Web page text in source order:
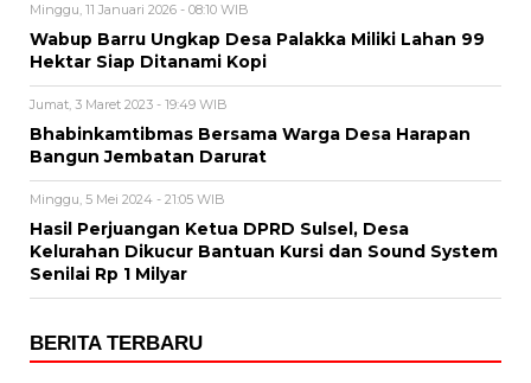
Minggu, 11 Januari 2026 - 08:10 WIB
Wabup Barru Ungkap Desa Palakka Miliki Lahan 99
Hektar Siap Ditanami Kopi
Jumat, 3 Maret 2023 - 19:49 WIB
Bhabinkamtibmas Bersama Warga Desa Harapan
Bangun Jembatan Darurat
Minggu, 5 Mei 2024 - 21:05 WIB
Hasil Perjuangan Ketua DPRD Sulsel, Desa
Kelurahan Dikucur Bantuan Kursi dan Sound System
Senilai Rp 1 Milyar
BERITA TERBARU